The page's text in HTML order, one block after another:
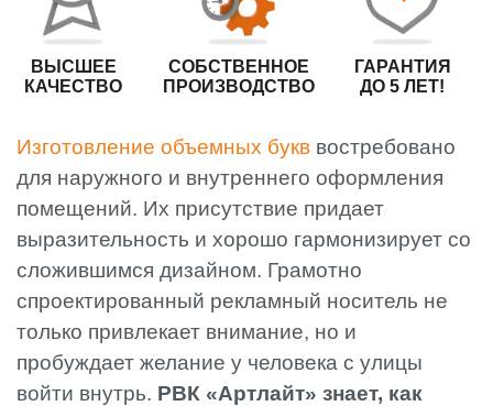
ВЫСШЕЕ
КАЧЕСТВО
СОБСТВЕННОЕ
ПРОИЗВОДСТВО
ГАРАНТИЯ
ДО 5 ЛЕТ!
Изготовление объемных букв востребовано
для наружного и внутреннего оформления
помещений. Их присутствие придает
выразительность и хорошо гармонизирует со
сложившимся дизайном. Грамотно
спроектированный рекламный носитель не
только привлекает внимание, но и
пробуждает желание у человека с улицы
войти внутрь. РВК «Артлайт» знает, как